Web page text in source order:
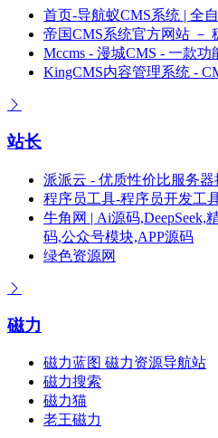
首页-导航蚁CMS系统 | 全
帝国CMS系统官方网站 －
Mccms - 漫城CMS - 一款
KingCMS内容管理系统 -
站长
派派云 - 优质性价比服务
程序员工具-程序员开发工
牛角网 | Ai源码,DeepSeek,
码,公众号模块,APP源码
绿色资源网
磁力
磁力蓝图 磁力资源导航站
磁力搜索
磁力猫
老王磁力